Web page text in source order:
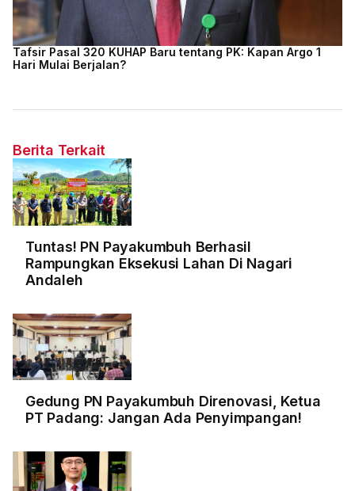
Tafsir Pasal 320 KUHAP Baru tentang PK: Kapan Argo 1
Hari Mulai Berjalan?
Berita Terkait
Tuntas! PN Payakumbuh Berhasil
Rampungkan Eksekusi Lahan Di Nagari
Andaleh
Gedung PN Payakumbuh Direnovasi, Ketua
PT Padang: Jangan Ada Penyimpangan!